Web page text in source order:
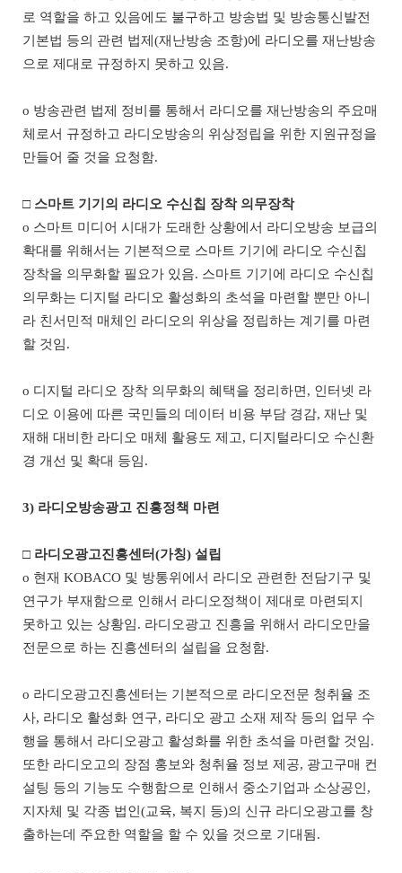
로 역할을 하고 있음에도 불구하고 방송법 및 방송통신발전
기본법 등의 관련 법제 (재난방송 조항)에 라디오를 재난방송
으로 제대로 규정하지 못하고 있음.
o 방송관련 법제 정비를 통해서 라디오를 재난방송의 주요매
체로서 규정하고 라디오방송의 위상정립을 위한 지원규정을
만들어 줄 것을 요청함.
□ 스마트 기기의 라디오 수신칩 장착 의무장착
o 스마트 미디어 시대가 도래한 상황에서 라디오방송 보급의
확대를 위해서는 기본적으로 스마트 기기에 라디오 수신칩
장착을 의무화할 필요가 있음. 스마트 기기에 라디오 수신칩
의무화는 디지털 라디오 활성화의 초석을 마련할 뿐만 아니
라 친서민적 매체인 라디오의 위상을 정립하는 계기를 마련
할 것임.
o 디지털 라디오 장착 의무화의 혜택을 정리하면 , 인터넷 라
디오 이용에 따른 국민들의 데이터 비용 부담 경감, 재난 및
재해 대비한 라디오 매체 활용도 제고, 디지털라디오 수신환
경 개선 및 확대 등임.
3) 라디오방송광고 진흥정책 마련
□ 라디오광고진흥센터(가칭) 설립
o 현재 KOBACO 및 방통위에서 라디오 관련한 전담기구 및
연구가 부재함으로 인해서 라디오정책이 제대로 마련되지
못하고 있는 상황임. 라디오광고 진흥을 위해서 라디오만을
전문으로 하는 진흥센터의 설립을 요청함.
o 라디오광고진흥센터는 기본적으로 라디오전문 청취율 조
사, 라디오 활성화 연구, 라디오 광고 소재 제작 등의 업무 수
행을 통해서 라디오광고 활성화를 위한 초석을 마련할 것임.
또한 라디오고의 장점 홍보와 청취율 정보 제공, 광고구매 컨
설팅 등의 기능도 수행함으로 인해서 중소기업과 소상공인 ,
지자체 및 각종 법인 (교육, 복지 등)의 신규 라디오광고를 창
출하는데 주요한 역할을 할 수 있을 것으로 기대됨.